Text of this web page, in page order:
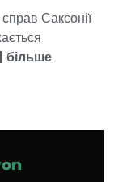
Саксонії
| більше